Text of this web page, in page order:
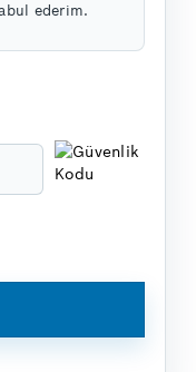
ederim.